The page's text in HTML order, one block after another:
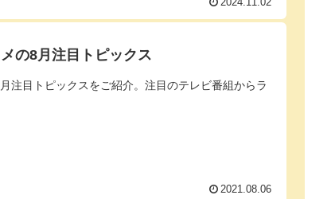
2024.11.02
の8月注目トピックス
注目トピックスをご紹介。注目のテレビ番組からラ
2021.08.06